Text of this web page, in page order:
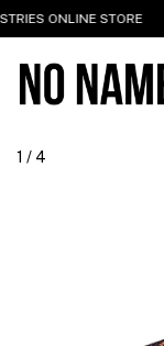
ONLINE STORE
1 / 4